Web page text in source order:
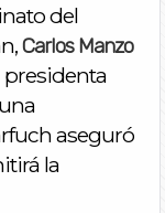
del
Carlos Manzo
aseguró
la